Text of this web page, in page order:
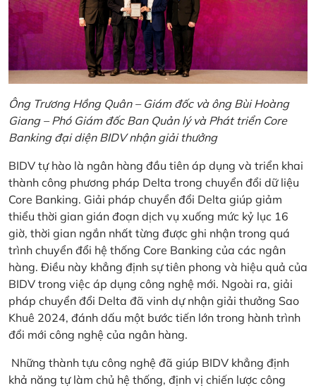
Ông Trương Hồng Quân – Giám đốc và ông Bùi Hoàng
Giang – Phó Giám đốc Ban Quản lý và Phát triển Core
Banking đại diện BIDV nhận giải thưởng
BIDV tự hào là ngân hàng đầu tiên áp dụng và triển khai
thành công phương pháp Delta trong chuyển đổi dữ liệu
Core Banking. Giải pháp chuyển đổi Delta giúp giảm
thiểu thời gian gián đoạn dịch vụ xuống mức kỷ lục 16
giờ, thời gian ngắn nhất từng được ghi nhận trong quá
trình chuyển đổi hệ thống Core Banking của các ngân
hàng. Điều này khẳng định sự tiên phong và hiệu quả của
BIDV trong việc áp dụng công nghệ mới. Ngoài ra, giải
pháp chuyển đổi Delta đã vinh dự nhận giải thưởng Sao
Khuê 2024, đánh dấu một bước tiến lớn trong hành trình
đổi mới công nghệ của ngân hàng.
Những thành tựu công nghệ đã giúp BIDV khẳng định
khả năng tự làm chủ hệ thống, định vị chiến lược công